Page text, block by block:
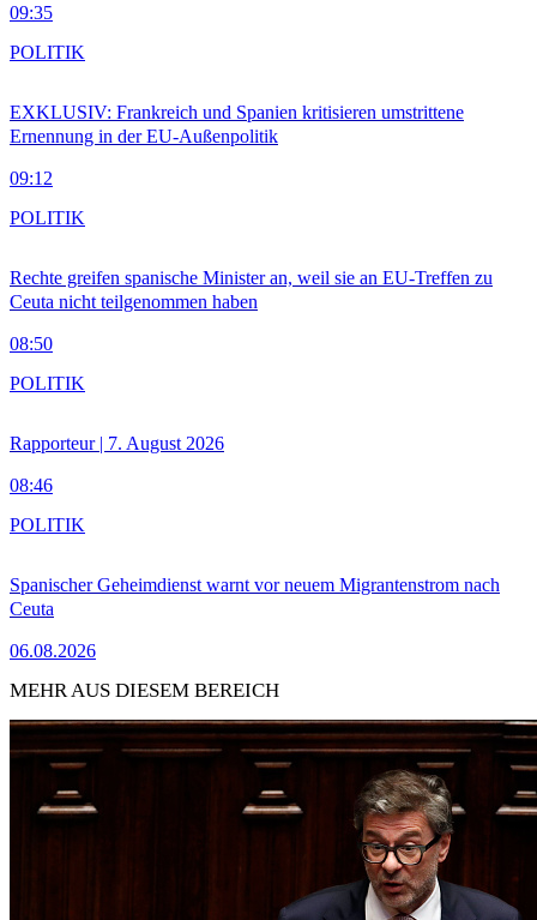
09:35
EXKLUSIV: Frankreich und Spanien kritisieren umstrittene
Ernennung in der EU-Außenpolitik
09:12
POLITIK
Rechte greifen spanische Minister an, weil sie an EU-Treffen zu
Ceuta nicht teilgenommen haben
08:50
POLITIK
Rapporteur | 7. August 2026
08:46
POLITIK
Spanischer Geheimdienst warnt vor neuem Migrantenstrom nach
Ceuta
06.08.2026
POLITIK
MEHR AUS DIESEM BEREICH